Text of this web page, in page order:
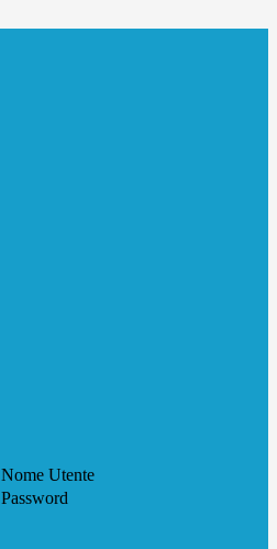
Nome Utente
Password